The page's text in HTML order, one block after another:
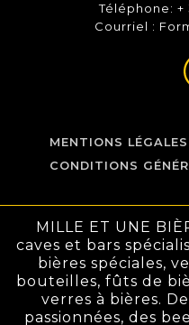
Téléphone: +
Courriel :
MENTIONS LÉGALES
CONDITIONS
MILLE ET UNE
caves et bars
bières spéciales,
bouteilles, fûts de
verres à bières.
passionnées, des